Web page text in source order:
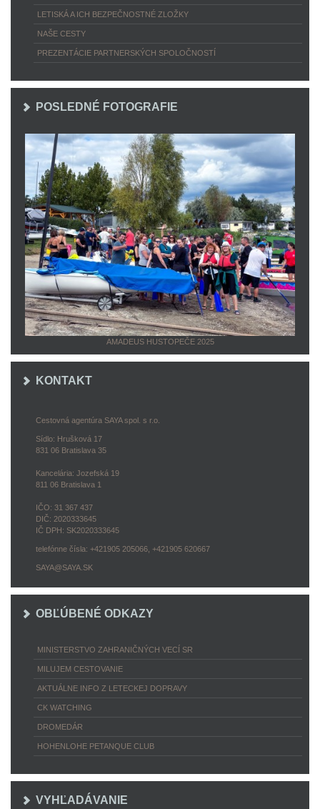
LETISKÁ A ICH BEZPEČNOSTNÉ ZLOŽKY
NAŠE CESTY
PREZENTÁCIE PARTNERSKÝCH SPOLOČNOSTÍ
POSLEDNÉ FOTOGRAFIE
AMADEUS HUSTOPEČE 2025
KONTAKT
Cestovná agentúra SAYA spol. s r.o.
Sídlo: Hrušková 17
831 06 Bratislava 35
Kancelária: Jozefská 19
811 06 Bratislava 1
IČO: 31 367 437
DIČ: 2020333645
IČ DPH: SK2020333645
telefónne čísla: +421905 205066, +421905 620667
SAYA@SAYA.SK
OBĽÚBENÉ ODKAZY
MINISTERSTVO ZAHRANIČNÝCH VECÍ SR
MILUJEM CESTOVANIE
AKTUÁLNE INFO Z LETECKEJ DOPRAVY
CK WATCHING
DROMEDÁR
HOHENLOHE PETANQUE CLUB
VYHĽADÁVANIE